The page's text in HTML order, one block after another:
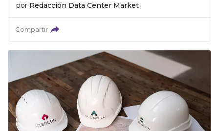
por Redacción Data Center Market
Compartir